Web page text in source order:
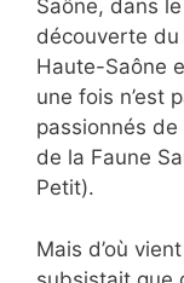
Saône, dans
découverte
Haute-Saône
une fois n’est
passionnés de
de la Faune
Petit).
Mais d’où